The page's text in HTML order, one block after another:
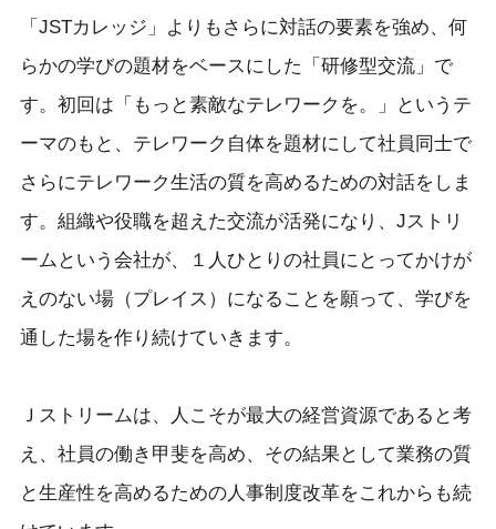
「JSTカレッジ」よりもさらに対話の要素を強め、何
らかの学びの題材をベースにした「研修型交流」で
す。初回は「もっと素敵なテレワークを。」というテ
ーマのもと、テレワーク自体を題材にして社員同士で
さらにテレワーク生活の質を高めるための対話をしま
す。組織や役職を超えた交流が活発になり、Jストリ
ームという会社が、１人ひとりの社員にとってかけが
えのない場（プレイス）になることを願って、学びを
通した場を作り続けていきます。
Ｊストリームは、人こそが最大の経営資源であると考
え、社員の働き甲斐を高め、その結果として業務の質
と生産性を高めるための人事制度改革をこれからも続